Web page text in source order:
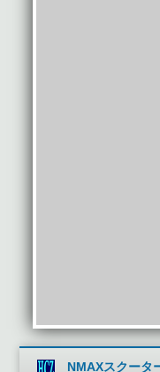
NMAXスクータ